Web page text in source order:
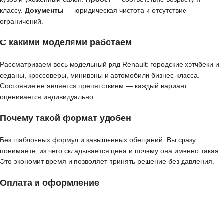
классу. Документы — юридическая чистота и отсутствие
ограничений.
С какими моделями работаем
Рассматриваем весь модельный ряд Renault: городские хэтчбеки и
седаны, кроссоверы, минивэны и автомобили бизнес-класса.
Состояние не является препятствием — каждый вариант
оценивается индивидуально.
Почему такой формат удобен
Без шаблонных формул и завышенных обещаний. Вы сразу
понимаете, из чего складывается цена и почему она именно такая.
Это экономит время и позволяет принять решение без давления.
Оплата и оформление